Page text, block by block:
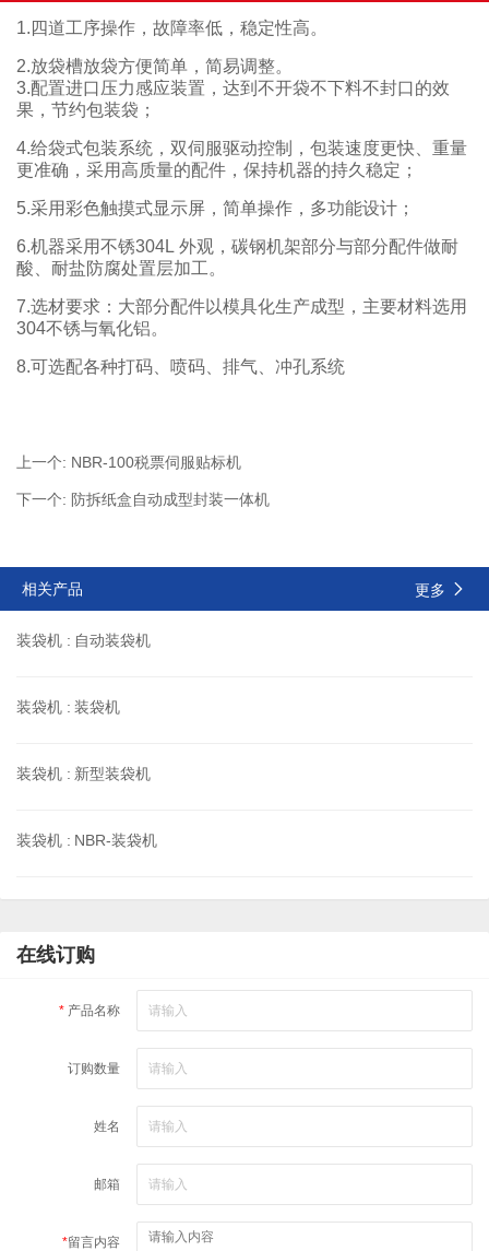
1.四道工序操作，故障率低，稳定性高。
2.放袋槽放袋方便简单，简易调整。
3.配置进口压力感应装置，达到不开袋不下料不封口的效
果，节约包装袋；
4.给袋式包装系统，双伺服驱动控制，包装速度更快、重量
更准确，采用高质量的配件，保持机器的持久稳定；
5.采用彩色触摸式显示屏，简单操作，多功能设计；
6.机器采用不锈304L 外观，碳钢机架部分与部分配件做耐
酸、耐盐防腐处置层加工。
7.选材要求：大部分配件以模具化生产成型，主要材料选用
304不锈与氧化铝。
8.可选配各种打码、喷码、排气、冲孔系统
上一个: NBR-100税票伺服贴标机
下一个: 防拆纸盒自动成型封装一体机
相关产品 更多
装袋机 : 自动装袋机
装袋机 : 装袋机
装袋机 : 新型装袋机
装袋机 : NBR-装袋机
在线订购
* 产品名称
订购数量
姓名
邮箱
*留言内容